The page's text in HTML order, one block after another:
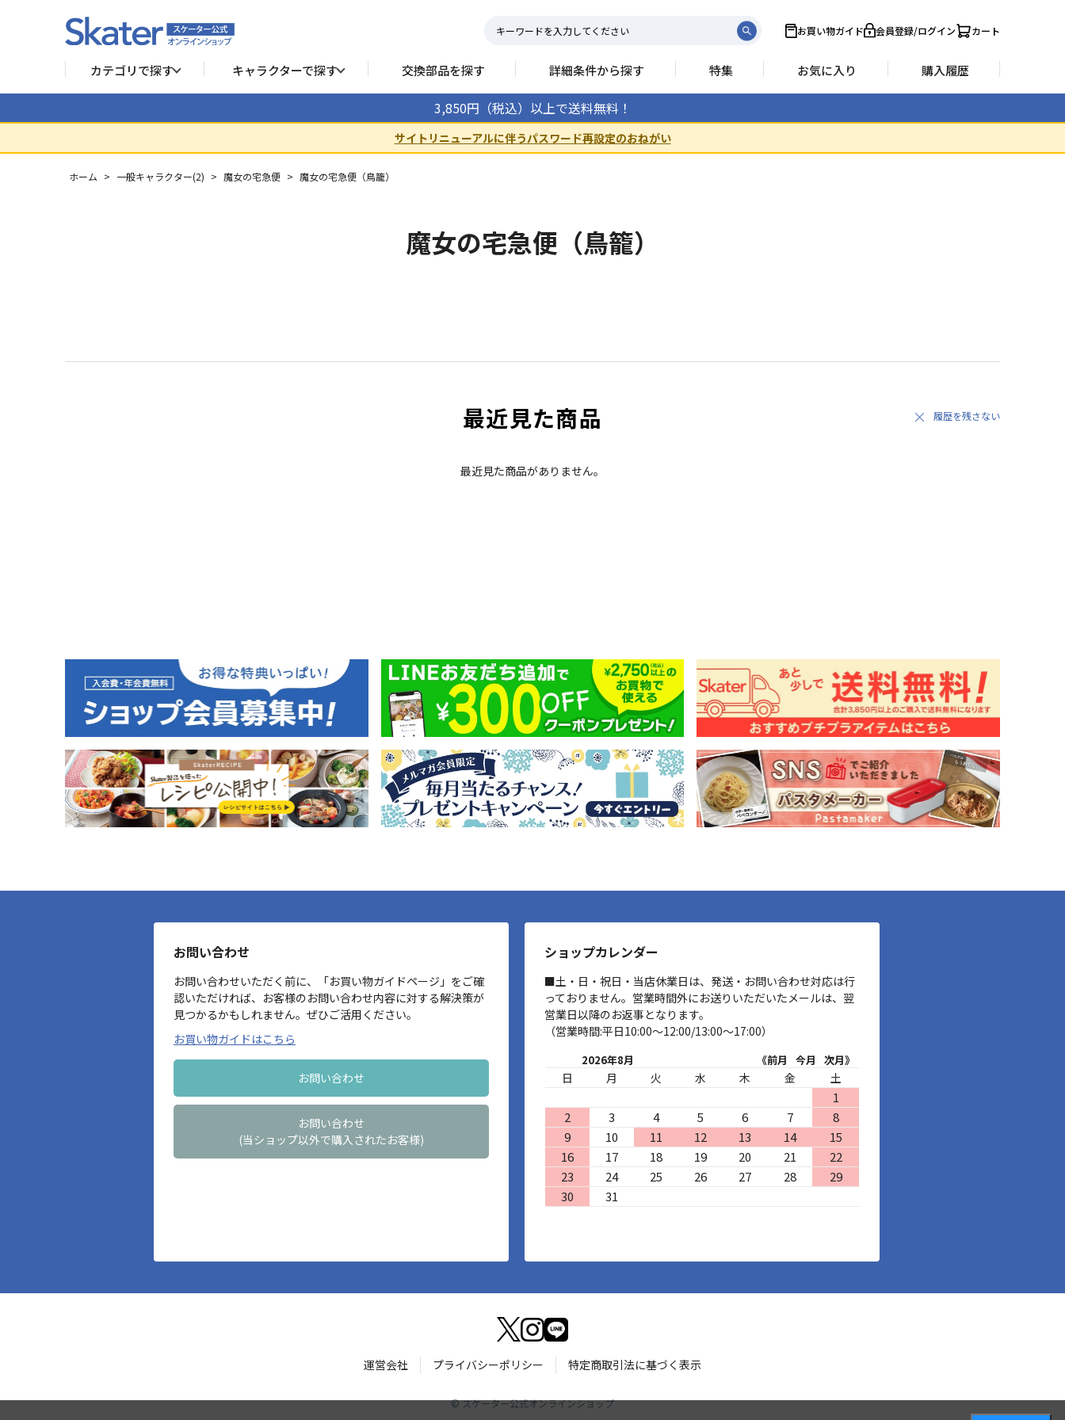
お買い物ガイド 会員登録/ログイン カート
カテゴリで探す キャラクターで探す 交換部品を探す 詳細条件から探す 特集 お気に入り 購入履歴
3,850円（税込）以上で送料無料！
サイトリニューアルに伴うパスワード再設定のおねがい
ホーム > 一般キャラクター(2) > 魔女の宅急便 > 魔女の宅急便（鳥籠）
魔女の宅急便（鳥籠）
最近見た商品
最近見た商品がありません。
履歴を残さない
お問い合わせ
お問い合わせいただく前に、「お買い物ガイドページ」をご確
認いただければ、お客様のお問い合わせ内容に対する解決策が
見つかるかもしれません。ぜひご活用ください。
お買い物ガイドはこちら
お問い合わせ
お問い合わせ
(当ショップ以外で購入されたお客様)
ショップカレンダー
■土・日・祝日・当店休業日は、発送・お問い合わせ対応は行
っておりません。営業時間外にお送りいただいたメールは、翌
営業日以降のお返事となります。
（営業時間:平日10:00～12:00/13:00～17:00）
2026年8月 《前月 今月 次月》
日 月 火 水 木 金 土
1
2
3 4 5 6 7
8
9
10 11 12 13 14
15
16
17 18 19 20 21
22
23
24 25 26 27 28
29
30
31
運営会社 プライバシーポリシー 特定商取引法に基づく表示
©スケーター公式オンラインショップ